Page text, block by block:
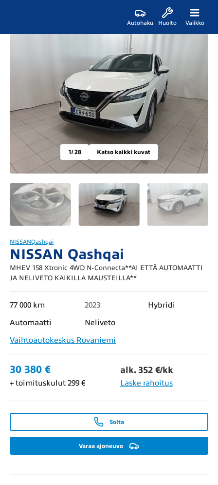
Autohaku Huolto Valikko
1/ 28 Katso kaikki kuvat
NISSANQashqai
NISSAN Qashqai
MHEV 158 Xtronic 4WD N-Connecta**AI ETTÄ AUTOMAATTI
JA NELIVETO KAIKILLA MAUSTEILLA**
77 000 km 2023
Hybridi
Automaatti
Neliveto
Vaihtoautokeskus Rovaniemi
30 380 € alk. 352 €/kk
+ toimituskulut 299 € Laske rahoitus
Soita
Varaa ajoneuvo